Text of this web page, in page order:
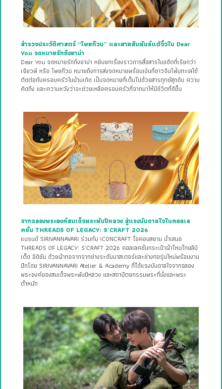
สำรวจประวัติศาสตร์ “โพยก๊วน” และสายสัมพันธ์แต้จิ๋วใน Dear
You จดหมายรักถึงอาม่า
Dear You จดหมายรักถึงอาม่า หยิบยกเรื่องราวการสื่อสารในอดีตที่เรียกว่า
เฉียวพี หรือ โพยก๊วน หมายถึงการส่งจดหมายพร้อมเงินที่ชาวจีนโพ้นทะเลใช้
ติดต่อกับครอบครัวในบ้านเกิด เป็นจดหมายที่เต็มไปด้วยสารทุกข์สุกดิบ ความ
คิดถึง และความหวังว่าจะช่วยเหลือครอบครัวที่จากมาให้มีชีวิตที่ดีขึ้น
จากฉลองพระองค์สมเด็จพระพันปีหลวง สู่แรงบันดาลใจในคอลเล
คชั่น THREADS OF LEGACY: S’CRAFT 2026
แบรนด์ SIRIVANNAVARI ร่วมกับ ICONCRAFT ไอคอนสยาม นำเสนอ
THREADS OF LEGACY: S’CRAFT 2026 คอลเลคชั่นกระเป๋าผ้าไหมไทยลิมิ
เต็ด อิดิชัน ด้วยผ้าทอจากจากช่างระดับมาสเตอร์และช่างทอรุ่นใหม่พร้อมงาน
ปักโดย SIRIVANNAVARI Atelier & Academy ที่ได้แรงบันดาลใจจากฉลอง
พระองค์ของสมเด็จพระพันปีหลวง และสถาปัตยกรรมพระที่นั่งและพระ
ตำหนัก